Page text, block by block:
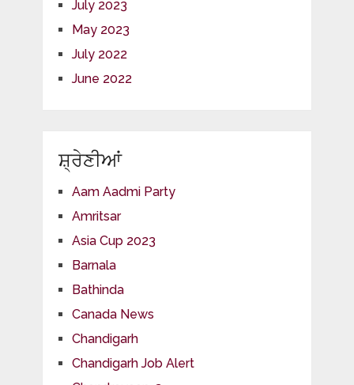
July 2023
May 2023
July 2022
June 2022
ਸ਼੍ਰੇਣੀਆਂ
Aam Aadmi Party
Amritsar
Asia Cup 2023
Barnala
Bathinda
Canada News
Chandigarh
Chandigarh Job Alert